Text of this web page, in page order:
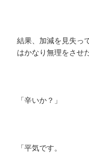
結果、加減を見失っ
はかなり無理をさせ
「辛いか？」
「平気です。